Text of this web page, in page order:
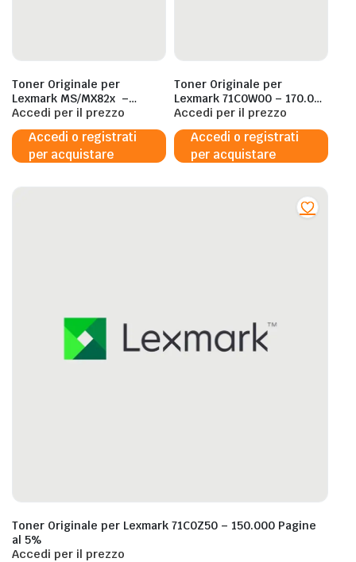
Toner Originale per
Lexmark MS/MX82x –
150.000 Pagine al 5%
Accedi per il prezzo
Accedi o registrati
per acquistare
Toner Originale per
Lexmark 71C0W00 – 170.000
Pagine al 5%
Accedi per il prezzo
Accedi o registrati
per acquistare
Toner Originale per Lexmark 71C0Z50 – 150.000 Pagine
al 5%
Accedi per il prezzo